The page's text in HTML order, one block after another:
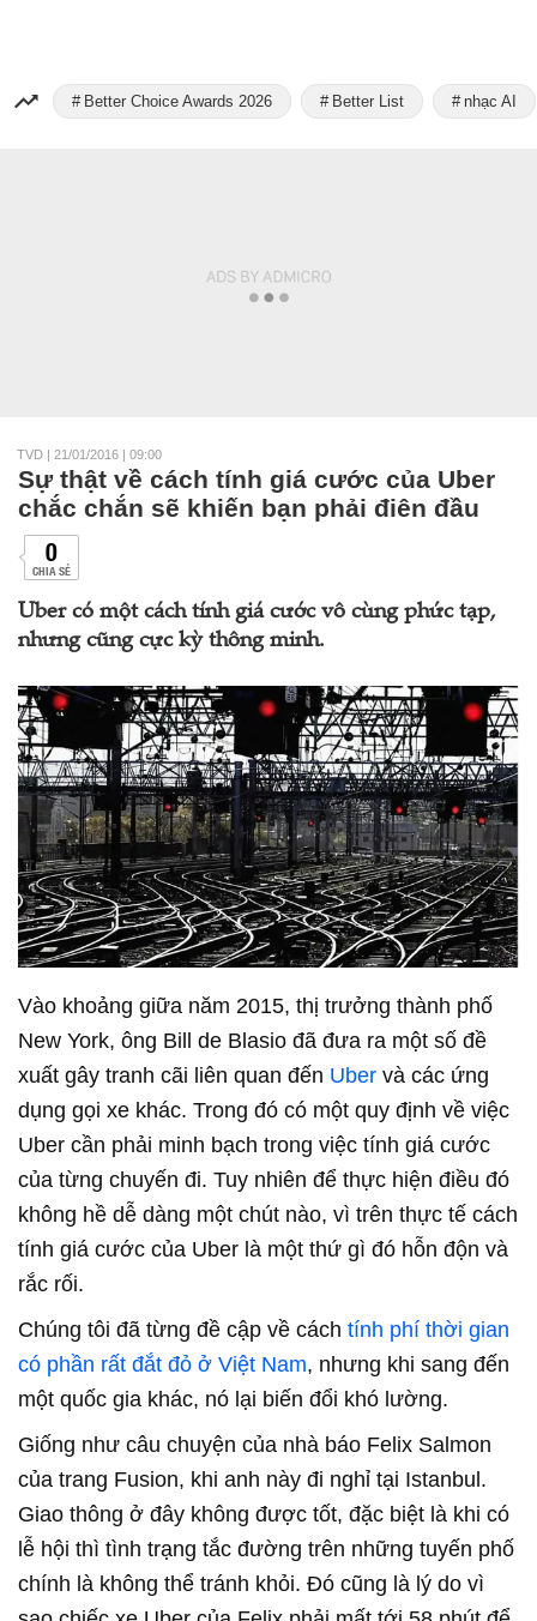
Better Choice Awards 2026 Better List nhạc AI
TVD | 21/01/2016 | 09:00
Sự thật về cách tính giá cước của Uber
chắc chắn sẽ khiến bạn phải điên đầu
0
CHIA SẺ
Uber có một cách tính giá cước vô cùng phức tạp,
nhưng cũng cực kỳ thông minh.
Vào khoảng giữa năm 2015, thị trưởng thành phố
New York, ông Bill de Blasio đã đưa ra một số đề
xuất gây tranh cãi liên quan đến Uber và các ứng
dụng gọi xe khác. Trong đó có một quy định về việc
Uber cần phải minh bạch trong việc tính giá cước
của từng chuyến đi. Tuy nhiên để thực hiện điều đó
không hề dễ dàng một chút nào, vì trên thực tế cách
tính giá cước của Uber là một thứ gì đó hỗn độn và
rắc rối.
Chúng tôi đã từng đề cập về cách tính phí thời gian
có phần rất đắt đỏ ở Việt Nam, nhưng khi sang đến
một quốc gia khác, nó lại biến đổi khó lường.
Giống như câu chuyện của nhà báo Felix Salmon
của trang Fusion, khi anh này đi nghỉ tại Istanbul.
Giao thông ở đây không được tốt, đặc biệt là khi có
lễ hội thì tình trạng tắc đường trên những tuyến phố
chính là không thể tránh khỏi. Đó cũng là lý do vì